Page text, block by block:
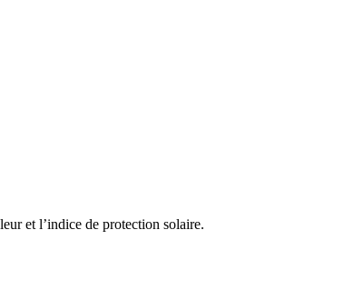
et l’indice de protection solaire.